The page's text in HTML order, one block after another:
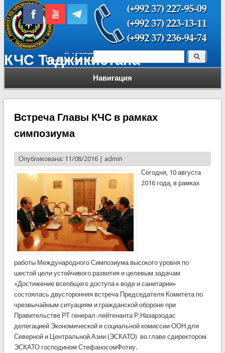
КЧС Таджикистана
Навигация
Форма поиска Поиск
Встреча Главы КЧС в рамках
симпозиума
Опубликована: 11/08/2016 | admin
Сегодня, 10 августа
2016 года, в рамках
работы Международного Симпозиума высокого уровня по
шестой цели устойчивого развития и целевым задачам
«Достижение всеобщего доступа к воде и санитарии»
состоялась двусторонняя встреча Председателя Комитета по
чрезвычайным ситуациям и гражданской обороне при
Правительстве РТ генерал-лейтенанта Р.Назарзодас
делегацией Экономической и социальной комиссии ООН для
Северной и Центральной Азии (ЭСКАТО) во главе сдиректором
ЭСКАТО господином СтефаносомФотиу.